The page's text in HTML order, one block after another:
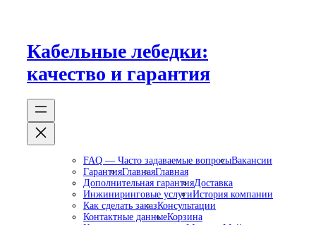
Кабельные лебедки:
качество и гарантия
FAQ — Часто задаваемые вопросыВакансии
ГарантияГлавнаяГлавная
Дополнительная гарантияДоставка
Инжиниринговые услугиИстория компании
Как сделать заказКонсультации
Контактные данныеКорзина